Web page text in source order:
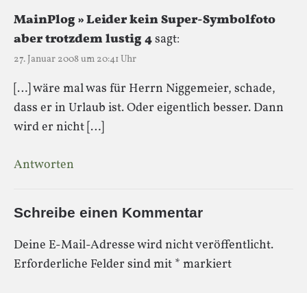
MainPlog » Leider kein Super-Symbolfoto
aber trotzdem lustig 4sagt:
27. Januar 2008 um 20:41 Uhr
[…] wäre mal was für Herrn Niggemeier, schade,
dass er in Urlaub ist. Oder eigentlich besser. Dann
wird er nicht […]
Antworten
Schreibe einen Kommentar
Deine E-Mail-Adresse wird nicht veröffentlicht.
Erforderliche Felder sind mit * markiert